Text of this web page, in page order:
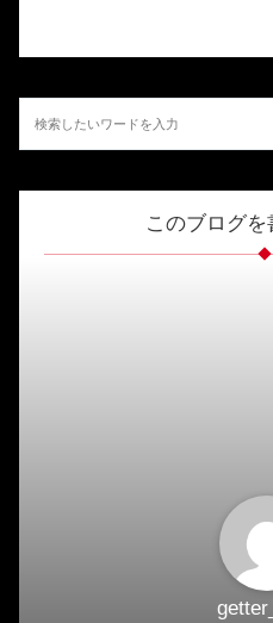
このブログを